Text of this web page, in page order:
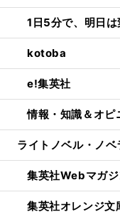
1日5分で、明日
kotoba
e!集英社
情報・知識＆オ
ライトノベル・ノベ
集英社Webマガジ
集英社オレンジ文